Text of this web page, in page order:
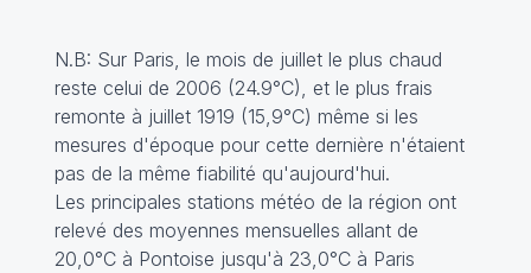
N.B: Sur Paris, le mois de juillet le plus chaud
reste celui de 2006 (24.9°C), et le plus frais
remonte à juillet 1919 (15,9°C) même si les
mesures d'époque pour cette dernière n'étaient
pas de la même fiabilité qu'aujourd'hui.
Les principales stations météo de la région ont
relevé des moyennes mensuelles allant de
20,0°C à Pontoise jusqu'à 23,0°C à Paris